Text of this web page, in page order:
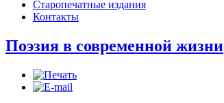
Старопечатные издания
Контакты
Поэзия в современной жизни